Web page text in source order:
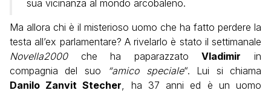
sua vicinanza al mondo arcobaleno.
Ma allora chi è il misterioso uomo che ha fatto perdere la
testa all’ex parlamentare? A rivelarlo è stato il settimanale
Novella2000che ha paparazzatoVladimir in
compagnia del suo
“amico speciale“. Lui si chiama
Danilo Zanvit Stecher, ha 37 anni ed è un uomo